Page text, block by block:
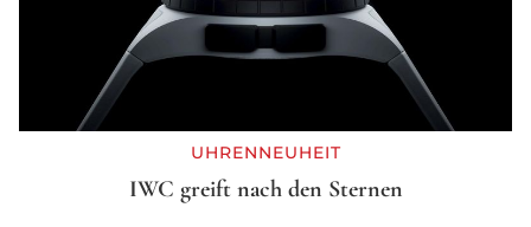
UHRENNEUHEIT
IWC greift nach den Sternen